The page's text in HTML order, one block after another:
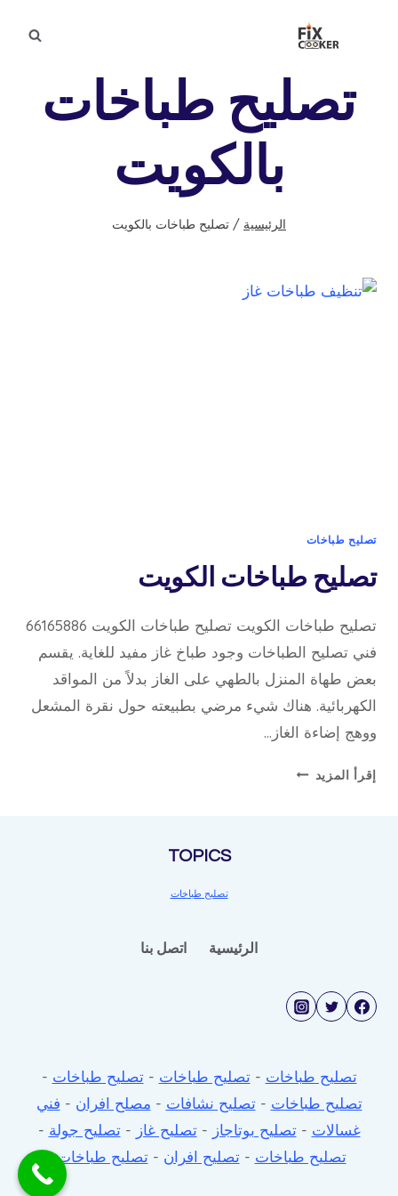
تصليح طباخات
بالكويت
الرئيسية / تصليح طباخات بالكويت
تصليح طباخات
تصليح طباخات الكويت
تصليح طباخات الكويت تصليح طباخات الكويت 66165886
فني تصليح الطباخات وجود طباخ غاز مفيد للغاية. يقسم
بعض طهاة المنزل بالطهي على الغاز بدلاً من المواقد
الكهربائية. هناك شيء مرضي بطبيعته حول نقرة المشعل
ووهج إضاءة الغاز…
إقرأ المزيد تصليح
TOPICS
تصليح طباخات
الرئيسية اتصل بنا
تصليح طباخات -تصليح طباخات -تصليح طباخات -
تصليح طباخات -تصليح نشافات - مصلح افران - فني
غسالات -تصليح بوتاجاز -تصليح غاز -تصليح جولة -
تصليح طباخات -تصليح افران -تصليح طباخات